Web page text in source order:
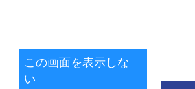
この画面を表示しな
い